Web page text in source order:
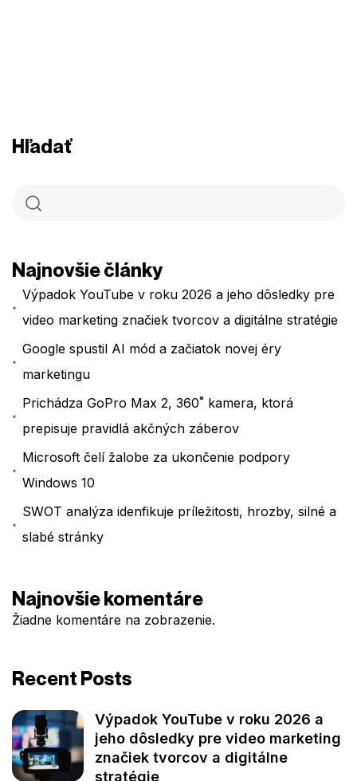
Hľadať
Najnovšie články
Výpadok YouTube v roku 2026 a jeho dôsledky pre
video marketing značiek tvorcov a digitálne stratégie
Google spustil AI mód a začiatok novej éry
marketingu
Prichádza GoPro Max 2, 360˚ kamera, ktorá
prepisuje pravidlá akčných záberov
Microsoft čelí žalobe za ukončenie podpory
Windows 10
SWOT analýza idenfikuje príležitosti, hrozby, silné a
slabé stránky
Najnovšie komentáre
Žiadne komentáre na zobrazenie.
Recent Posts
Výpadok YouTube v roku 2026 a
jeho dôsledky pre video marketing
značiek tvorcov a digitálne
stratégie